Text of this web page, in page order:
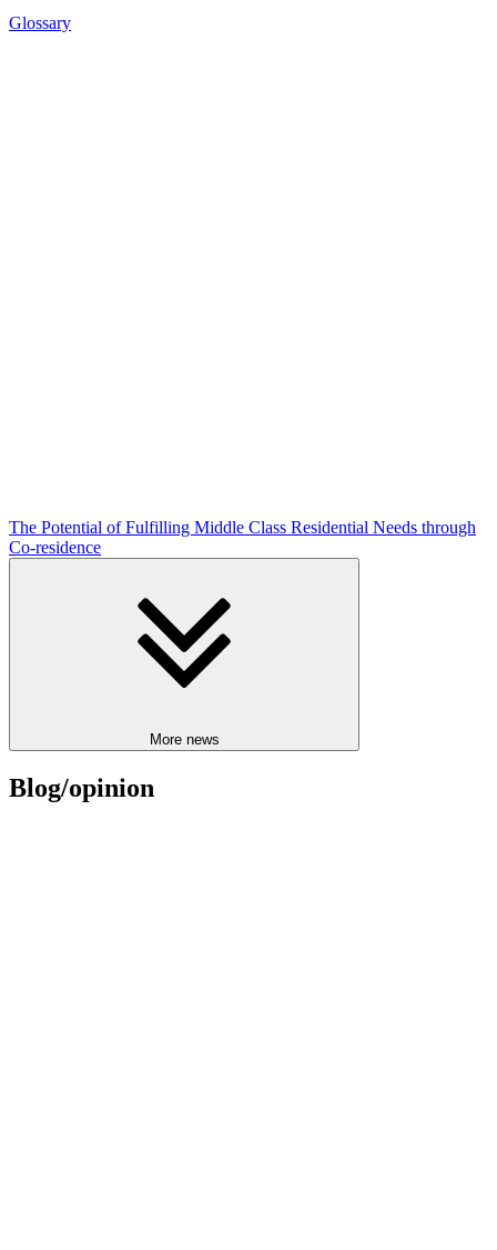
Glossary
The Potential of Fulfilling Middle Class Residential Needs through
Co-residence
More news
Blog/opinion